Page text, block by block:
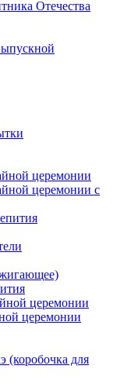
Отечества
церемонии
церемонии с
церемонии
церемонии
(коробочка для